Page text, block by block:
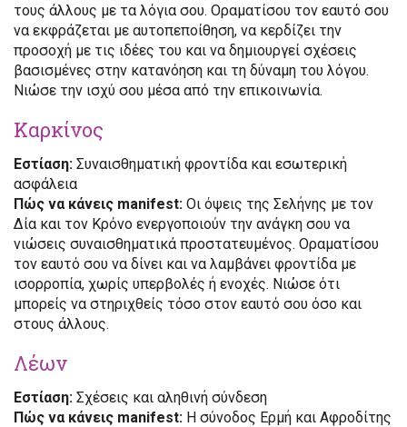
τους άλλους με τα λόγια σου. Οραματίσου τον εαυτό σου
να εκφράζεται με αυτοπεποίθηση, να κερδίζει την
προσοχή με τις ιδέες του και να δημιουργεί σχέσεις
βασισμένες στην κατανόηση και τη δύναμη του λόγου.
Νιώσε την ισχύ σου μέσα από την επικοινωνία.
Καρκίνος
Εστίαση: Συναισθηματική φροντίδα και εσωτερική
ασφάλεια
Πώς να κάνεις manifest: Οι όψεις της Σελήνης με τον
Δία και τον Κρόνο ενεργοποιούν την ανάγκη σου να
νιώσεις συναισθηματικά προστατευμένος. Οραματίσου
τον εαυτό σου να δίνει και να λαμβάνει φροντίδα με
ισορροπία, χωρίς υπερβολές ή ενοχές. Νιώσε ότι
μπορείς να στηριχθείς τόσο στον εαυτό σου όσο και
στους άλλους.
Λέων
Εστίαση: Σχέσεις και αληθινή σύνδεση
Πώς να κάνεις manifest: Η σύνοδος Ερμή και Αφροδίτης